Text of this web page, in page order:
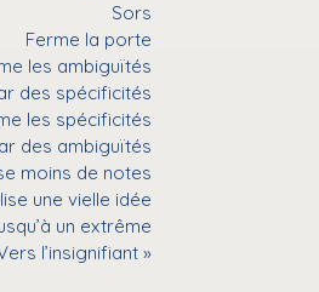
Sors
Ferme la porte
les ambiguïtés
des spécificités
les spécificités
des ambiguïtés
moins de notes
une vielle idée
un extrême
l’insignifiant »